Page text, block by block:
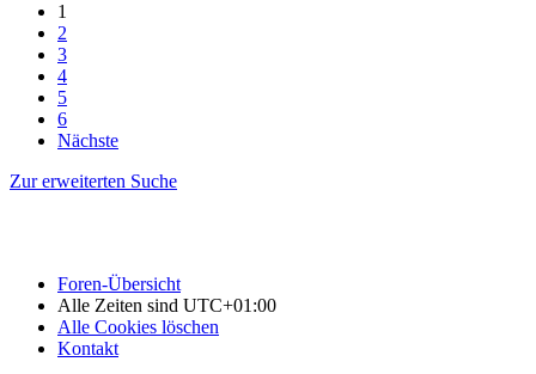
1
2
3
4
5
6
Nächste
Zur erweiterten Suche
Foren-Übersicht
Alle Zeiten sind UTC+01:00
Alle Cookies löschen
Kontakt